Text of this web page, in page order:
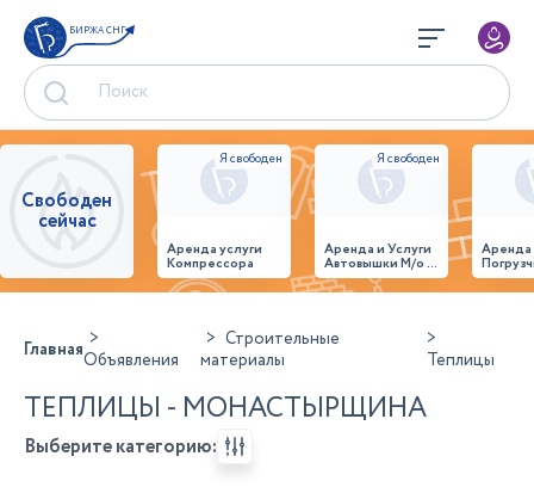
БИРЖА СНГ
Свободен
сейчас
Аренда услуги
Компрессора
Аренда и Услуги
Автовышки М/о г.
Домодедово
26,28,32 место
ГлавнаяОбъявления
Строительные
материалы
Теплицы
ТЕПЛИЦЫ - МОНАСТЫРЩИНА
Выберите категорию: